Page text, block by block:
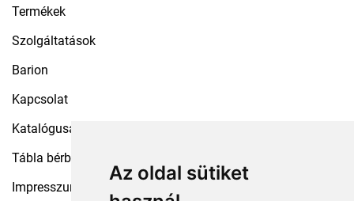
Az oldal sütiket
Termékek
Szolgáltatások
Barion
Kapcsolat
Katalógusaink
Tábla bérbeadás
Impresszum